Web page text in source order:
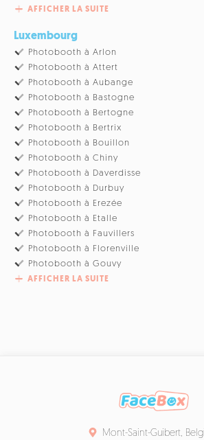
AFFICHER LA SUITE
Luxembourg
Photobooth à Arlon
Photobooth à Attert
Photobooth à Aubange
Photobooth à Bastogne
Photobooth à Bertogne
Photobooth à Bertrix
Photobooth à Bouillon
Photobooth à Chiny
Photobooth à Daverdisse
Photobooth à Durbuy
Photobooth à Erezée
Photobooth à Etalle
Photobooth à Fauvillers
Photobooth à Florenville
Photobooth à Gouvy
AFFICHER LA SUITE
Mont-Saint-Guibert,